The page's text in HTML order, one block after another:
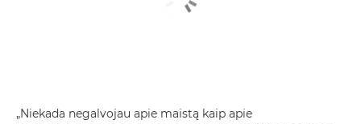
„Niekada negalvojau apie maistą kaip apie